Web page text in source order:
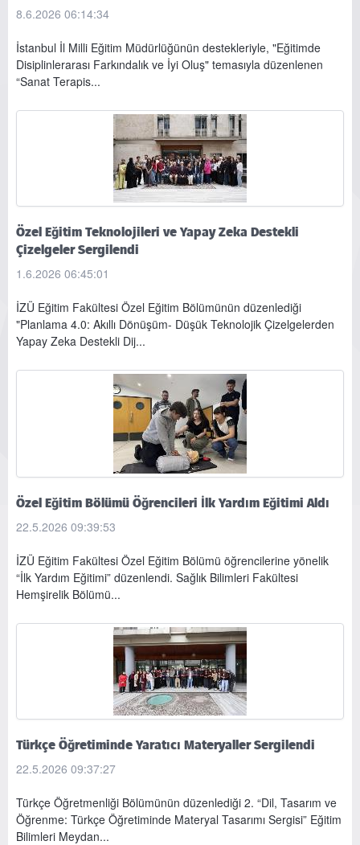
8.6.2026 06:14:34
İstanbul İl Milli Eğitim Müdürlüğünün destekleriyle, "Eğitimde
Disiplinlerarası Farkındalık ve İyi Oluş" temasıyla düzenlenen
“Sanat Terapis...
Özel Eğitim Teknolojileri ve Yapay Zeka Destekli
Çizelgeler Sergilendi
1.6.2026 06:45:01
İZÜ Eğitim Fakültesi Özel Eğitim Bölümünün düzenlediği
"Planlama 4.0: Akıllı Dönüşüm- Düşük Teknolojik Çizelgelerden
Yapay Zeka Destekli Dij...
Özel Eğitim Bölümü Öğrencileri İlk Yardım Eğitimi Aldı
22.5.2026 09:39:53
İZÜ Eğitim Fakültesi Özel Eğitim Bölümü öğrencilerine yönelik
“İlk Yardım Eğitimi” düzenlendi. Sağlık Bilimleri Fakültesi
Hemşirelik Bölümü...
Türkçe Öğretiminde Yaratıcı Materyaller Sergilendi
22.5.2026 09:37:27
Türkçe Öğretmenliği Bölümünün düzenlediği 2. “Dil, Tasarım ve
Öğrenme: Türkçe Öğretiminde Materyal Tasarımı Sergisi” Eğitim
Bilimleri Meydan...